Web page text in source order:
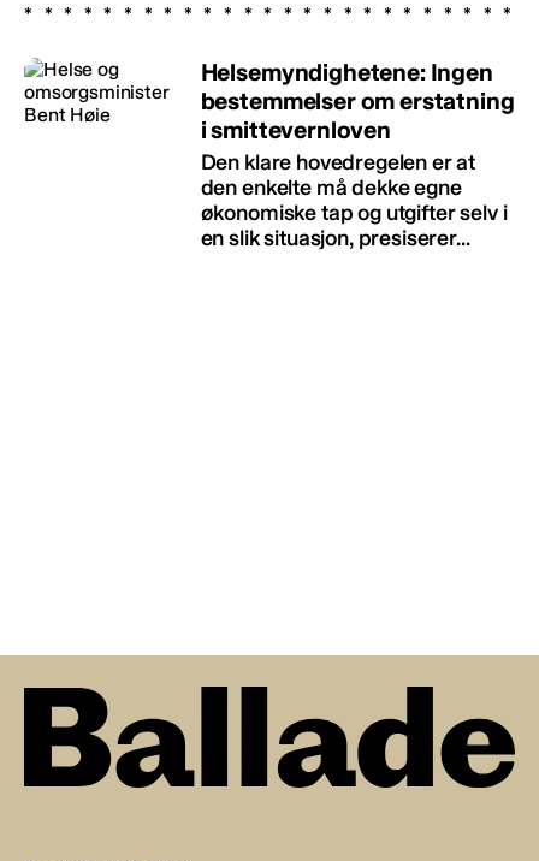
Helsemyndighetene: Ingen
bestemmelser om erstatning
i smittevernloven
Den klare hovedregelen er at
den enkelte må dekke egne
økonomiske tap og utgifter selv i
en slik situasjon, presiserer...